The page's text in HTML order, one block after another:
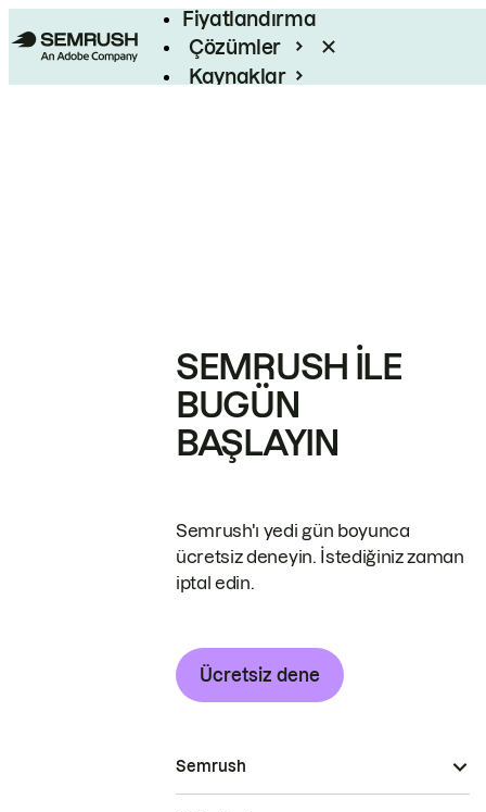
Fiyatlandırma
Çözümler
Kaynaklar
SEMRUSH ILE
BUGÜN
BAŞLAYIN
Semrush'ı yedi gün boyunca
ücretsiz deneyin. İstediğiniz zaman
iptal edin.
Ücretsiz dene
Semrush